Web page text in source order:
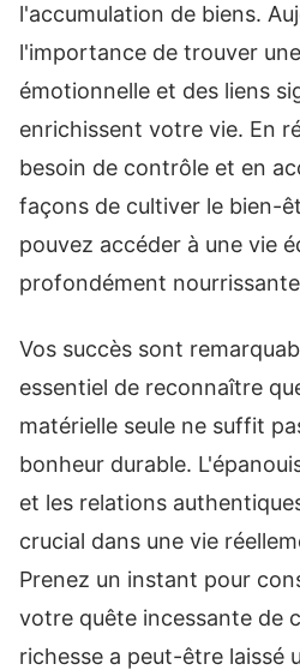
l'accumulation de biens.
l'importance de trouver
émotionnelle et des liens
enrichissent votre vie. En
besoin de contrôle et en
façons de cultiver le bien-
pouvez accéder à une vie
profondément
Vos succès sont
essentiel de reconnaître
matérielle seule ne suffit
bonheur durable.
et les relations
crucial dans une vie
Prenez un instant pour
votre quête incessante de
richesse a peut-être laissé